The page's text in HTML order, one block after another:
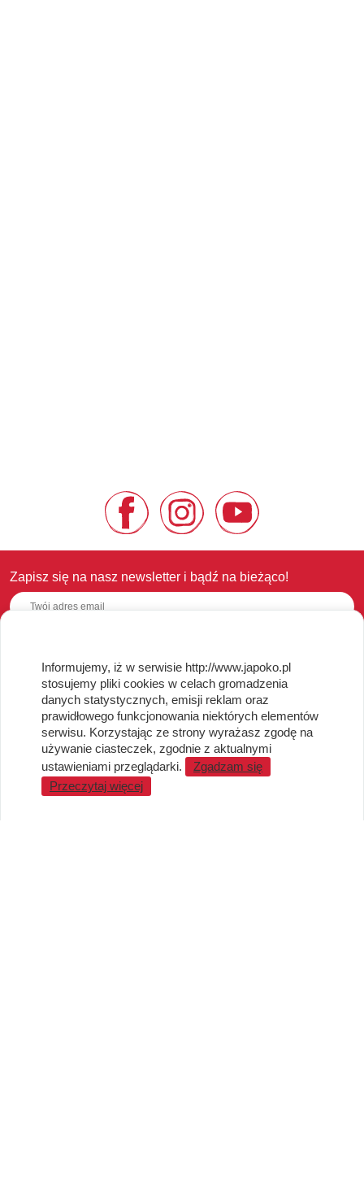
Zapisz się na nasz newsletter i bądź na bieżąco!
OBSŁUGA KLIENTA
Regulamin i Polityka Cookies
Dostawa, Reklamacje i Zwroty
Metody płatności
Standardy jakości i bezpieczeństwa
WARTO WIEDZIEĆ
Informujemy, iż w serwisie http://www.japoko.pl
stosujemy pliki cookies w celach gromadzenia
danych statystycznych, emisji reklam oraz
prawidłowego funkcjonowania niektórych elementów
serwisu. Korzystając ze strony wyrażasz zgodę na
używanie ciasteczek, zgodnie z aktualnymi
ustawieniami przeglądarki.
Zgadzam się
Przeczytaj więcej